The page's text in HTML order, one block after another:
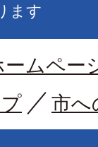
ます
ームペー
市へ